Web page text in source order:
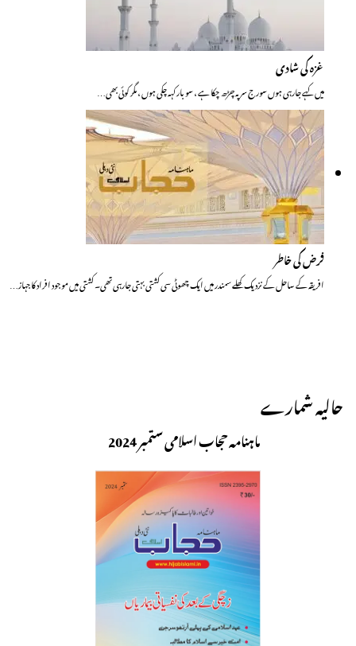
غزہ کی شادی
میں کہے جارہی ہوں سورج سر پہ چڑھ چکا ہے ، سو بار کہہ چکی ہوں ، مگر کوئی بھی…
فرض کی خاطر
افریقہ کے ساحل کے نزدیک کھلے سمندر میں ایک چھوٹی سی کشتی بہتی جارہی تھی۔ کشتی میں موجود افراد کاجہاز…
حالیہ شمارے
ماہنامہ حجاب اسلامی ستمبر 2024